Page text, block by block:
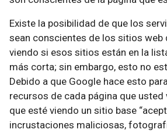
Existe la posibilidad de que los
sean conscientes de los sitios web
viendo si esos sitios están en la
más corta; sin embargo, esto no
Debido a que Google hace esto
recursos de cada página que usted
que esté viendo un sitio base
incrustaciones maliciosas,